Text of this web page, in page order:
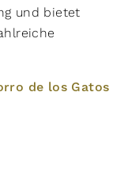
und bietet
de los Gatos